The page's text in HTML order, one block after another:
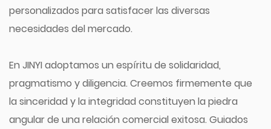
personalizados para satisfacer las diversas
necesidades del mercado.
En JINYI adoptamos un espíritu de solidaridad,
pragmatismo y diligencia. Creemos firmemente que
la sinceridad y la integridad constituyen la piedra
angular de una relación comercial exitosa. Guiados